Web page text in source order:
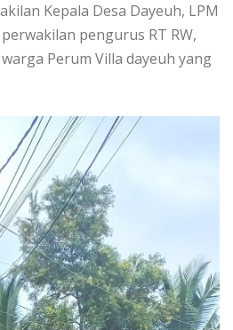
Kepala Desa Dayeuh, LPM
pengurus RT RW,
Perum Villa dayeuh yang